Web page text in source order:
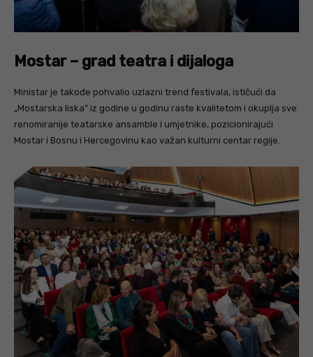
Mostar – grad teatra i dijaloga
Ministar je takođe pohvalio uzlazni trend festivala, ističući da
„Mostarska liska” iz godine u godinu raste kvalitetom i okuplja sve
renomiranije teatarske ansamble i umjetnike, pozicionirajući
Mostar i Bosnu i Hercegovinu kao važan kulturni centar regije.